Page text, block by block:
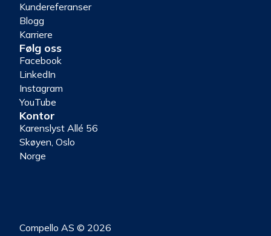
Kundereferanser
Blogg
Karriere
Følg oss
Facebook
LinkedIn
Instagram
YouTube
Kontor
Karenslyst Allé 56
Skøyen, Oslo
Norge
Compello AS © 2026